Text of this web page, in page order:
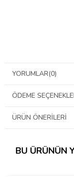
YORUMLAR(0)
ÖDEME
ÜRÜN ÖNERILERI
BU ÜRÜNÜN